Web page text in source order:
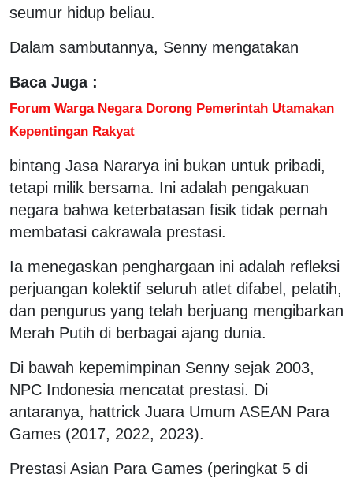
seumur hidup beliau.
Dalam sambutannya, Senny mengatakan
Baca Juga :
Forum Warga Negara Dorong Pemerintah Utamakan
Kepentingan Rakyat
bintang Jasa Nararya ini bukan untuk pribadi,
tetapi milik bersama. Ini adalah pengakuan
negara bahwa keterbatasan fisik tidak pernah
membatasi cakrawala prestasi.
Ia menegaskan penghargaan ini adalah refleksi
perjuangan kolektif seluruh atlet difabel, pelatih,
dan pengurus yang telah berjuang mengibarkan
Merah Putih di berbagai ajang dunia.
Di bawah kepemimpinan Senny sejak 2003,
NPC Indonesia mencatat prestasi. Di
antaranya, hattrick Juara Umum ASEAN Para
Games (2017, 2022, 2023).
Prestasi Asian Para Games (peringkat 5 di